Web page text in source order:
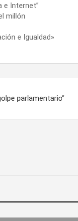
e Internet”
millón
e Igualdad»
parlamentario”